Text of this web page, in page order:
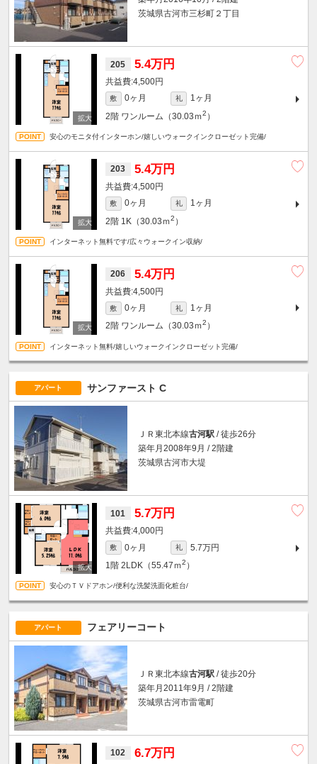
茨城県古河市三杉町２丁目
205 5.4万円
4,500円
敷 0ヶ月 礼
1ヶ月
2階 ワンルーム（30.03ｍ2 ）
安心のモニタ付インターホン/嬉しいウォークインクローゼット完備/
203 5.4万円
4,500円
敷 0ヶ月 礼
1ヶ月
2階 1K（30.03ｍ2 ）
インターネット無料です/広々ウォークイン収納/
206 5.4万円
4,500円
敷 0ヶ月 礼
1ヶ月
2階 ワンルーム（30.03ｍ2 ）
インターネット無料/嬉しいウォークインクローゼット完備/
アパート サンファースト C
ＪＲ東北本線古河駅 / 徒歩26分
築年月2008年9月 / 2階建
茨城県古河市大堤
101 5.7万円
4,000円
敷 0ヶ月 礼
5.7万円
1階 2LDK（55.47ｍ2 ）
安心のＴＶドアホン/便利な洗髪洗面化粧台/
アパート フェアリーコート
ＪＲ東北本線古河駅 / 徒歩20分
築年月2011年9月 / 2階建
茨城県古河市雷電町
102 6.7万円